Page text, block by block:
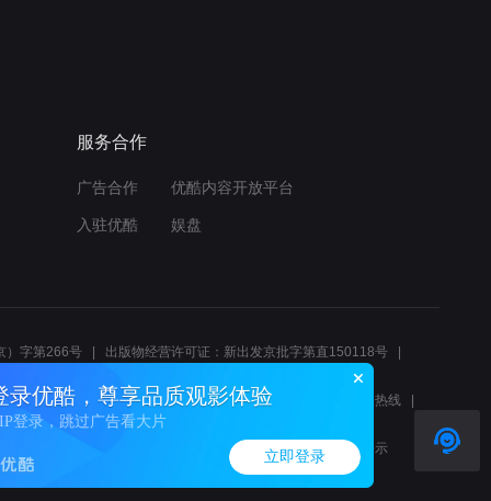
录优酷，尊享品质观影体验
登录，跳过广告看大片
立即登录
服务合作
广告合作 优酷内容开放平台
入驻优酷 娱盘
）字第266号
出版物经营许可证：新出发京批字第直150118号
报警服务
北京互联网举报中心
北京12345文化市场举报热线
、邮箱youkujubao@service.alibaba.com
廉正举报邮箱：wenyulianzheng@alibaba-inc.com
算法公示